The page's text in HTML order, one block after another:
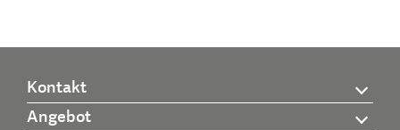
Kontakt
Angebot